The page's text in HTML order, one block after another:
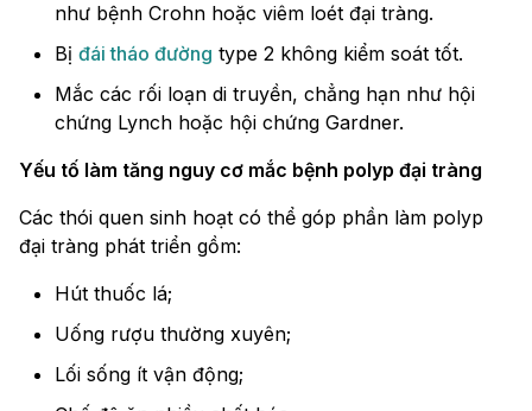
như bệnh Crohn hoặc viêm loét đại tràng.
Bị đái tháo đường type 2 không kiểm soát tốt.
Mắc các rối loạn di truyền, chẳng hạn như hội
chứng Lynch hoặc hội chứng Gardner.
Yếu tố làm tăng nguy cơ mắc bệnh polyp đại tràng
Các thói quen sinh hoạt có thể góp phần làm polyp
đại tràng phát triển gồm:
Hút thuốc lá;
Uống rượu thường xuyên;
Lối sống ít vận động;